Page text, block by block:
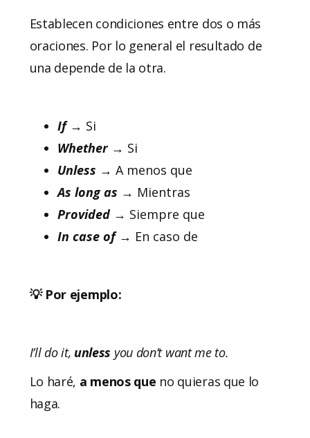
Establecen condiciones entre dos o más
oraciones. Por lo general el resultado de
una depende de la otra.
If→ Si
Whether→ Si
Unless → A menos que
As long as → Mientras
Provided→ Siempre que
In case of→ En caso de
💡 Por ejemplo:
I’ll do it, unless you don’t want me to.
Lo haré, a menos que no quieras que lo
haga.